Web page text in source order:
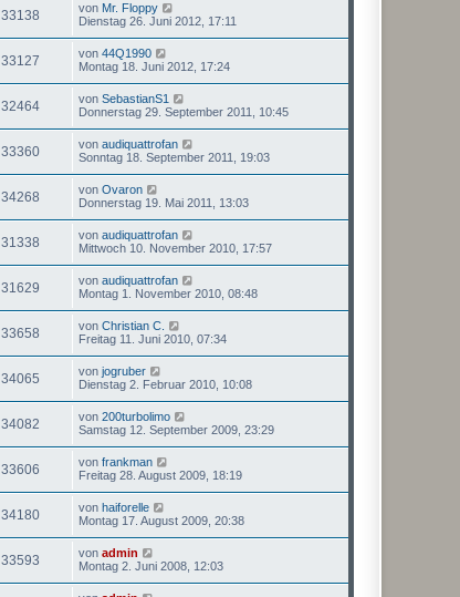
33138 von Mr. Floppy
Dienstag 26. Juni 2012, 17:11
33127 von 44Q1990
Montag 18. Juni 2012, 17:24
32464 von SebastianS1
Donnerstag 29. September 2011, 10:45
33360 von audiquattrofan
Sonntag 18. September 2011, 19:03
34268 von Ovaron
Donnerstag 19. Mai 2011, 13:03
31338 von audiquattrofan
Mittwoch 10. November 2010, 17:57
31629 von audiquattrofan
Montag 1. November 2010, 08:48
33658 von Christian C.
Freitag 11. Juni 2010, 07:34
34065 von jogruber
Dienstag 2. Februar 2010, 10:08
34082 von 200turbolimo
Samstag 12. September 2009, 23:29
33606 von frankman
Freitag 28. August 2009, 18:19
34180 von haiforelle
Montag 17. August 2009, 20:38
33593 von admin
Montag 2. Juni 2008, 12:03